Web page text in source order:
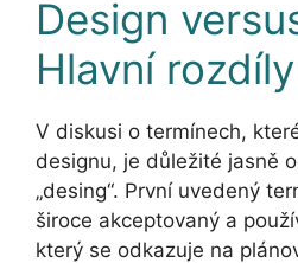
Design
Hlavní
V diskusi o termínech,
designu, je důležité jasně
„desing“. První uvedený
široce akceptovaný a
který se odkazuje na